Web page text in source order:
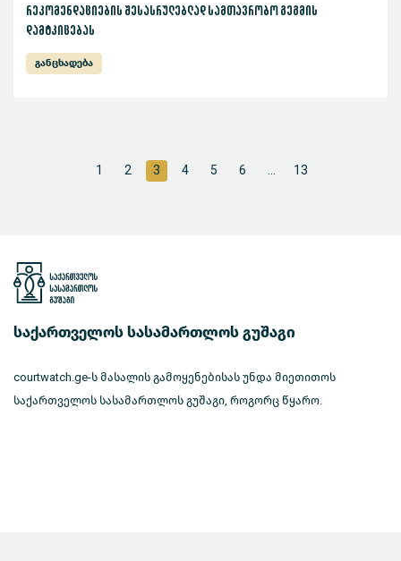
რეკომენდაციების შესასრულებლად სამთავრობო გეგმის
დამტკიცებას
განცხადება
1 2 3 4 5 6 ... 13
საქართველოს სასამართლოს გუშაგი
courtwatch.ge-ს მასალის გამოყენებისას უნდა მიეთითოს
საქართველოს სასამართლოს გუშაგი, როგორც წყარო.